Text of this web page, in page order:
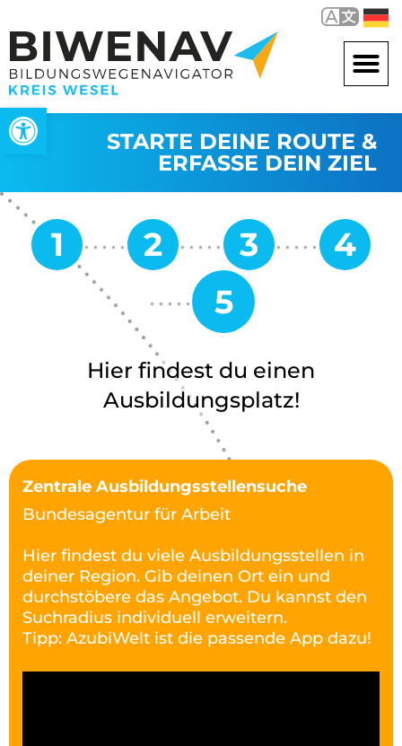
Werkzeugleiste öffnen
STARTE DEINE ROUTE &
ERFASSE DEIN ZIEL
Hier findest du einen
Ausbildungsplatz!
Zentrale Ausbildungsstellensuche
Bundesagentur für Arbeit
Hier findest du viele Ausbildungsstellen in
deiner Region. Gib deinen Ort ein und
durchstöbere das Angebot. Du kannst den
Suchradius individuell erweitern.
Tipp: AzubiWelt ist die passende App dazu!